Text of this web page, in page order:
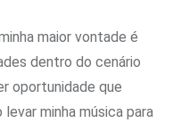
maior vontade é
dentro do cenário
oportunidade que
minha música para